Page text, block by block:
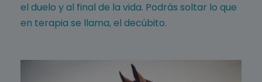
el duelo y al final de la vida. Podrás soltar lo que
en terapia se llama, el decúbito.